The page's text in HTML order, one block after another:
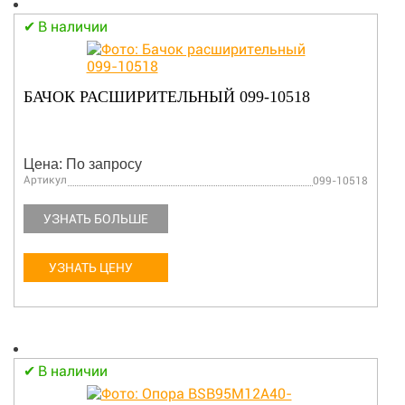
В наличии
БАЧОК РАСШИРИТЕЛЬНЫЙ 099-10518
Цена: По запросу
Артикул 099-10518
УЗНАТЬ БОЛЬШЕ
УЗНАТЬ ЦЕНУ
В наличии